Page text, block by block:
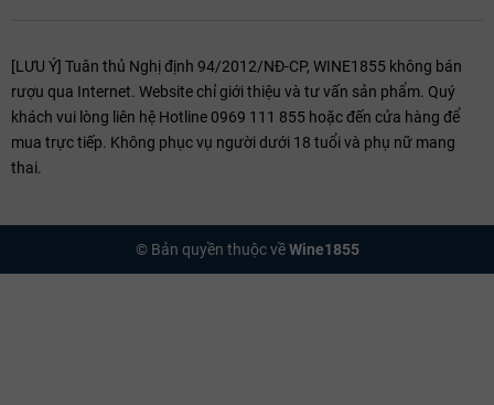
[LƯU Ý] Tuân thủ Nghị định 94/2012/NĐ-CP, WINE1855 không bán
rượu qua Internet. Website chỉ giới thiệu và tư vấn sản phẩm. Quý
khách vui lòng liên hệ Hotline 0969 111 855 hoặc đến cửa hàng để
mua trực tiếp. Không phục vụ người dưới 18 tuổi và phụ nữ mang
thai.
© Bản quyền thuộc vềWine1855